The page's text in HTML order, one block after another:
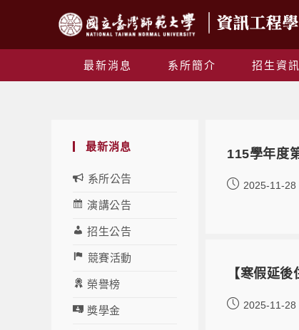
最新消息 系所簡介 招生資訊
最新消息
系所公告
演講公告
招生公告
競賽活動
榮譽榜
獎學金
115學年度
2025-11-28
【寒假延後
2025-11-28